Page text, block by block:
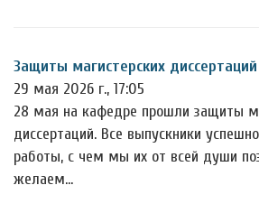
Защиты магистерских
29 мая 2026 г., 17:05
28 мая на кафедре прошли защиты
диссертаций. Все выпускники
работы, с чем мы их от всей души
желаем…